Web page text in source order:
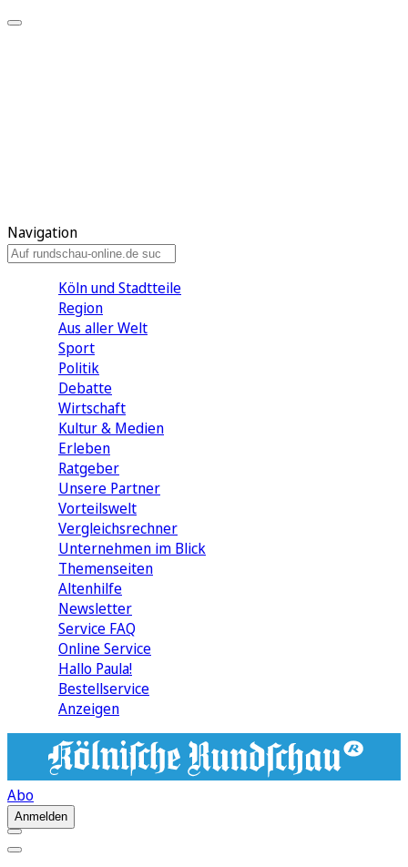
Navigation
Köln und Stadtteile
Region
Aus aller Welt
Sport
Politik
Debatte
Wirtschaft
Kultur & Medien
Erleben
Ratgeber
Unsere Partner
Vorteilswelt
Vergleichsrechner
Unternehmen im Blick
Themenseiten
Altenhilfe
Newsletter
Service FAQ
Online Service
Hallo Paula!
Bestellservice
Anzeigen
Abo
Anmelden